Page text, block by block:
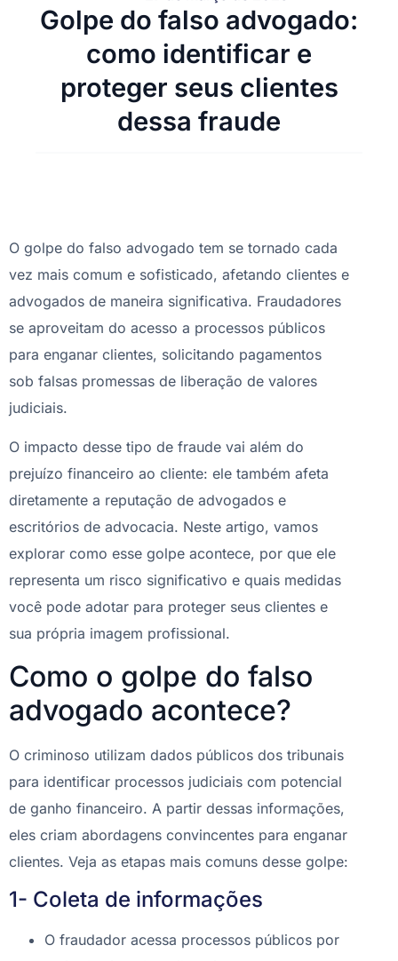
Golpe do falso advogado:
como identificar e
proteger seus clientes
dessa fraude
O golpe do falso advogado tem se tornado cada
vez mais comum e sofisticado, afetando clientes e
advogados de maneira significativa. Fraudadores
se aproveitam do acesso a processos públicos
para enganar clientes, solicitando pagamentos
sob falsas promessas de liberação de valores
judiciais.
O impacto desse tipo de fraude vai além do
prejuízo financeiro ao cliente: ele também afeta
diretamente a reputação de advogados e
escritórios de advocacia. Neste artigo, vamos
explorar como esse golpe acontece, por que ele
representa um risco significativo e quais medidas
você pode adotar para proteger seus clientes e
sua própria imagem profissional.
Como o golpe do falso
advogado acontece?
O criminoso utilizam dados públicos dos tribunais
para identificar processos judiciais com potencial
de ganho financeiro. A partir dessas informações,
eles criam abordagens convincentes para enganar
clientes. Veja as etapas mais comuns desse golpe:
1- Coleta de informações
O fraudador acessa processos públicos por